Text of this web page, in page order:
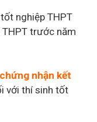
nghiệp THPT
trước năm
nhận kết
với thí sinh tốt